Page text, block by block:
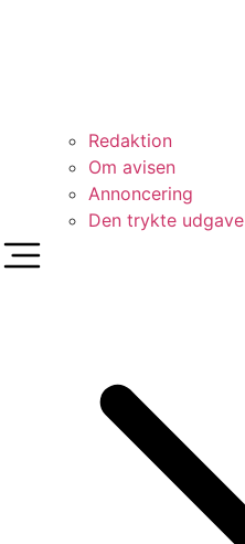
Redaktion
Om avisen
Annoncering
Den trykte udgave